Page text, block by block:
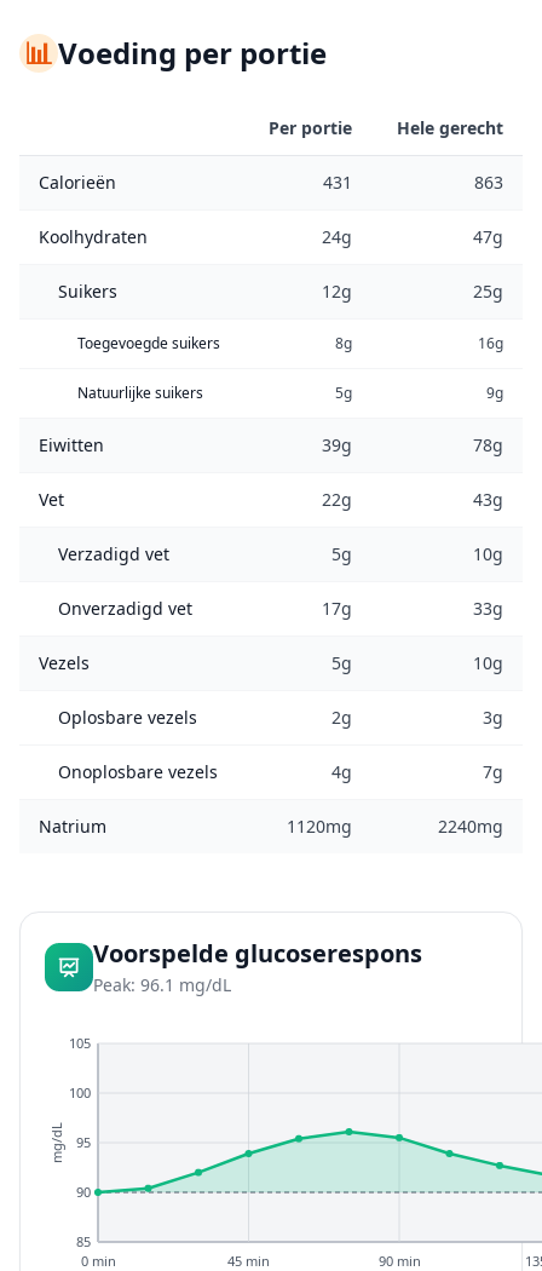
📊Voeding per portie
Per portie Hele gerecht
Calorieën 431 863
Koolhydraten 24g 47g
Suikers 12g 25g
Toegevoegde suikers 8g 16g
Natuurlijke suikers 5g 9g
Eiwitten 39g 78g
Vet 22g 43g
Verzadigd vet 5g 10g
Onverzadigd vet 17g 33g
Vezels 5g 10g
Oplosbare vezels 2g 3g
Onoplosbare vezels 4g 7g
Natrium 1120mg 2240mg
Voorspelde glucoserespons
Peak: 96.1 mg/dL
85
90
95
100
105
0 min 45 min 90 min
mg/dL